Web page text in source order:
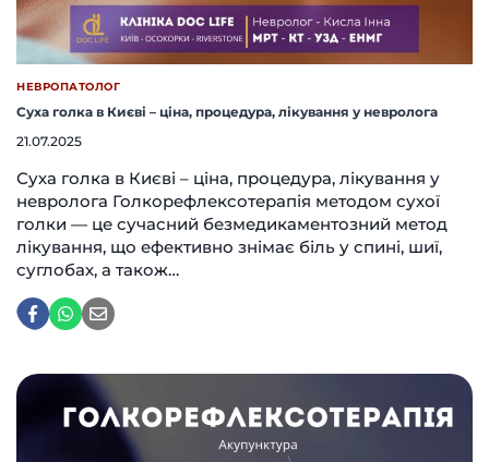
НЕВРОПАТОЛОГ
Суха голка в Києві – ціна, процедура, лікування у невролога
21.07.2025
Суха голка в Києві – ціна, процедура, лікування у
невролога Голкорефлексотерапія методом сухої
голки — це сучасний безмедикаментозний метод
лікування, що ефективно знімає біль у спині, шиї,
суглобах, а також…